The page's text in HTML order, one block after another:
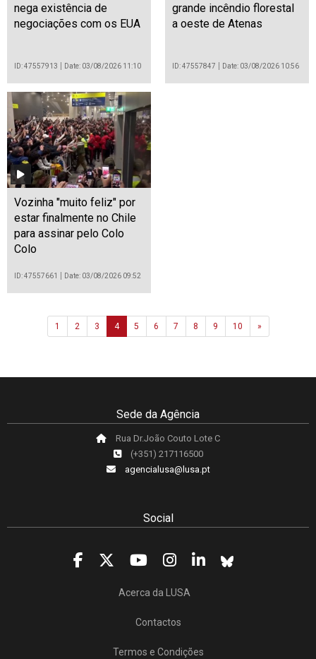
nega existência de
negociações com os EUA
ID: 47557913 Date: 03/08/2026 11:10
grande incêndio florestal
a oeste de Atenas
ID: 47557847 Date: 03/08/2026 10:56
Vozinha "muito feliz" por
estar finalmente no Chile
para assinar pelo Colo
Colo
ID: 47557661 Date: 03/08/2026 09:52
1 2 3 4 5 6 7 8 9 10 »Next
Sede da Agência
Rua Dr.João Couto Lote C
(+351) 217116500
agencialusa@lusa.pt
Social
Acerca da LUSA
Contactos
Termos e Condições